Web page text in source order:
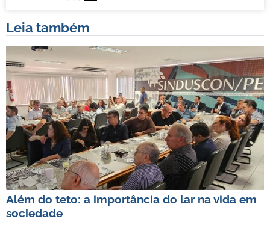
Leia também
Além do teto: a importância do lar na vida em
sociedade